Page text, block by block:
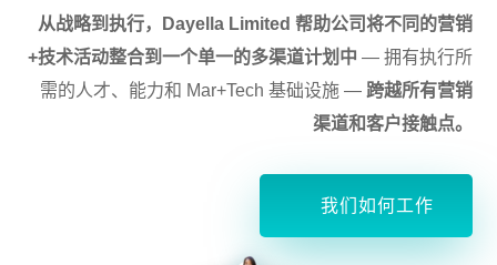
从战略到执行，Dayella Limited 帮助公司将不同的营销
+技术活动整合到一个单一的多渠道计划中 — 拥有执行所
需的人才、能力和 Mar+Tech 基础设施 — 跨越所有营销
渠道和客户接触点。
我们如何工作